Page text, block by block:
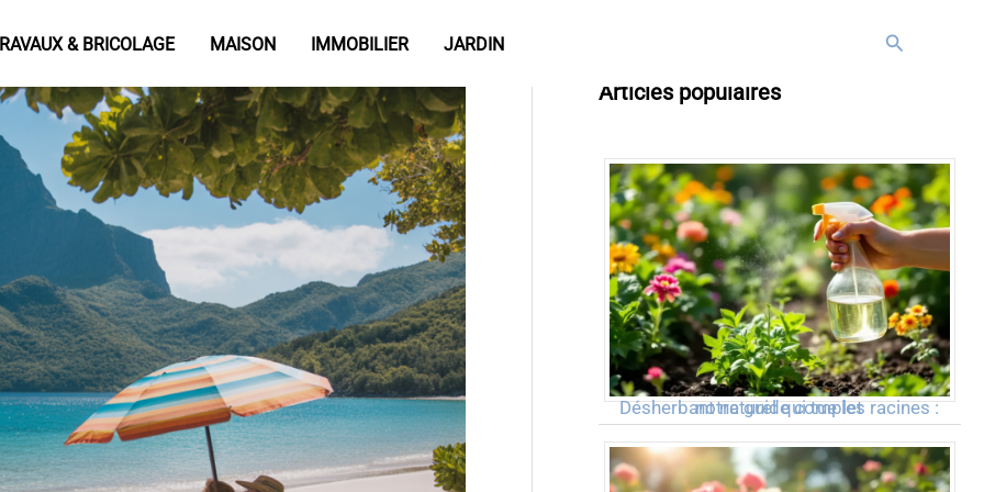
& BRICOLAGE MAISON IMMOBILIER JARDIN Rechercher
Articles populaires
Désherbant naturel qui tue les racines : notre guide complet